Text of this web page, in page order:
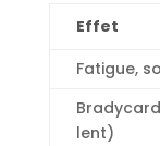
Effet
Fatigue,
lent)